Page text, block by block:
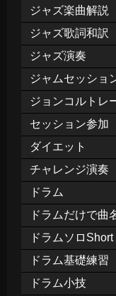
ジャズ楽曲解説
ジャズ歌詞和訳
ジャズ演奏
ジャムセッショ
ジョンコルトレ
セッション参加
ダイエット
チャレンジ演奏
ドラム
ドラムだけで曲
ドラムソロShort
ドラム基礎練習
ドラム小技